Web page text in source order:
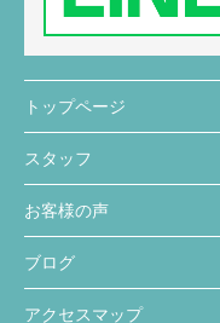
トップページ
スタッフ
お客様の声
ブログ
アクセスマップ